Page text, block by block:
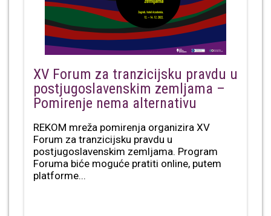
XV Forum za tranzicijsku pravdu u
postjugoslavenskim zemljama –
Pomirenje nema alternativu
REKOM mreža pomirenja organizira XV
Forum za tranzicijsku pravdu u
postjugoslavenskim zemljama. Program
Foruma biće moguće pratiti online, putem
platforme...